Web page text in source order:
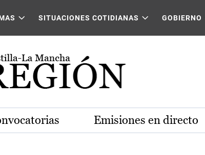
SITUACIONES COTIDIANAS GOBIERNO
Emisiones en directo